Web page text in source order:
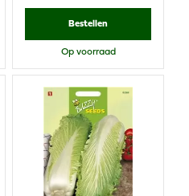
Bestellen
Op voorraad